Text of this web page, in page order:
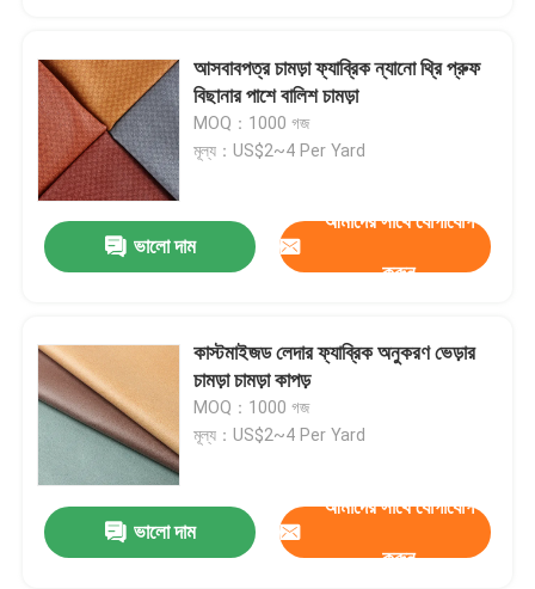
আসবাবপত্র চামড়া ফ্যাব্রিক ন্যানো থ্রি প্রুফ
বিছানার পাশে বালিশ চামড়া
MOQ：1000 গজ
মূল্য：US$2~4 Per Yard
ভালো দাম
আমাদের সাথে যোগাযোগ
করুন
কাস্টমাইজড লেদার ফ্যাব্রিক অনুকরণ ভেড়ার
চামড়া চামড়া কাপড়
MOQ：1000 গজ
মূল্য：US$2~4 Per Yard
ভালো দাম
আমাদের সাথে যোগাযোগ
করুন